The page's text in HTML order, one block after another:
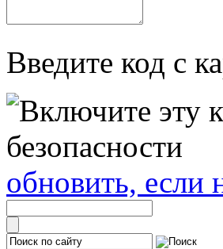
Введите код с
обновить, если